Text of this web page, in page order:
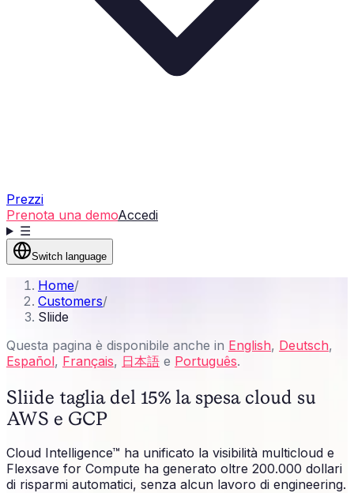
Prezzi
Prenota una demoAccedi
☰
Switch language
Home/
Customers/
Sliide
Questa pagina è disponibile anche in English, Deutsch,
Español, Français, 日本語 e Português.
Sliide taglia del 15% la spesa cloud su
AWS e GCP
Cloud Intelligence™ ha unificato la visibilità multicloud e
Flexsave for Compute ha generato oltre 200.000 dollari
di risparmi automatici, senza alcun lavoro di engineering.